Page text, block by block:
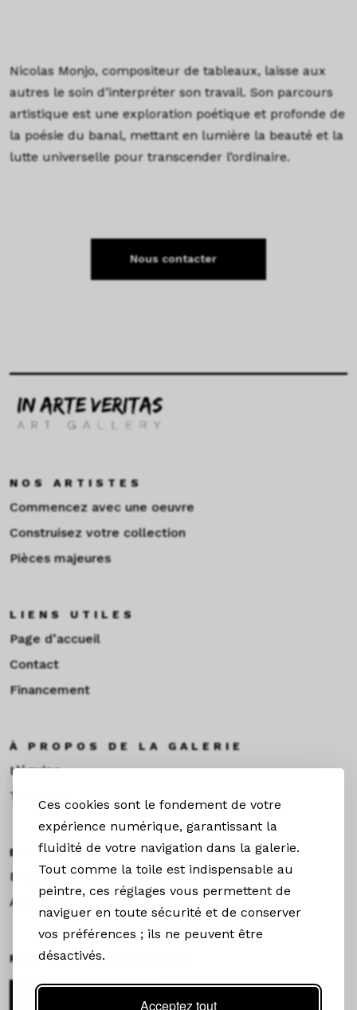
Ces cookies sont le fondement de votre
expérience numérique, garantissant la
fluidité de votre navigation dans la galerie.
Tout comme la toile est indispensable au
peintre, ces réglages vous permettent de
naviguer en toute sécurité et de conserver
vos préférences ; ils ne peuvent être
désactivés.
Acceptez tout
Nicolas Monjo, compositeur de tableaux, laisse aux
autres le soin d’interpréter son travail. Son parcours
artistique est une exploration poétique et profonde de
la poésie du banal, mettant en lumière la beauté et la
lutte universelle pour transcender l’ordinaire.
Nous contacter
NOS ARTISTES
Commencez avec une oeuvre
Construisez votre collection
Pièces majeures
LIENS UTILES
Page d’accueil
Contact
Financement
À PROPOS DE LA GALERIE
L’équipe
Toulouse
EXPOS & ACTUS
Expositions
Actualités
RESTEZ CONNECTÉS